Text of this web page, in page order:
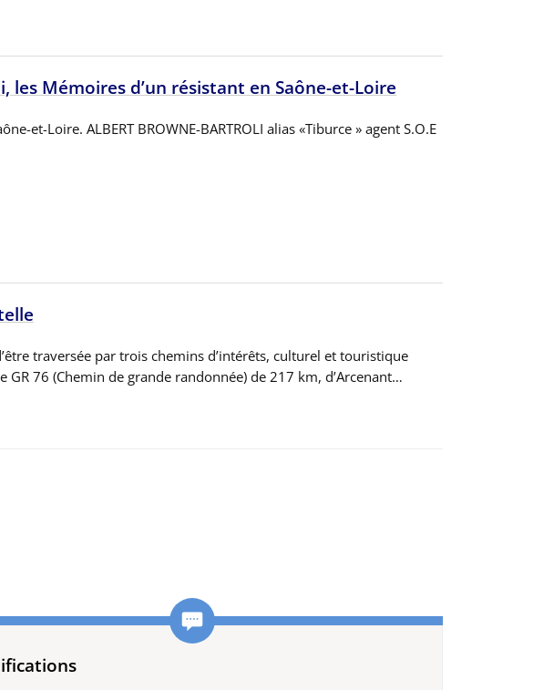
Mémoires d’un résistant en Saône-et-Loire
et-Loire. ALBERT BROWNE-BARTROLI alias «Tiburce » agent S.O.E
traversée par trois chemins d’intérêts, culturel et touristique
76 (Chemin de grande randonnée) de 217 km, d’Arcenant…